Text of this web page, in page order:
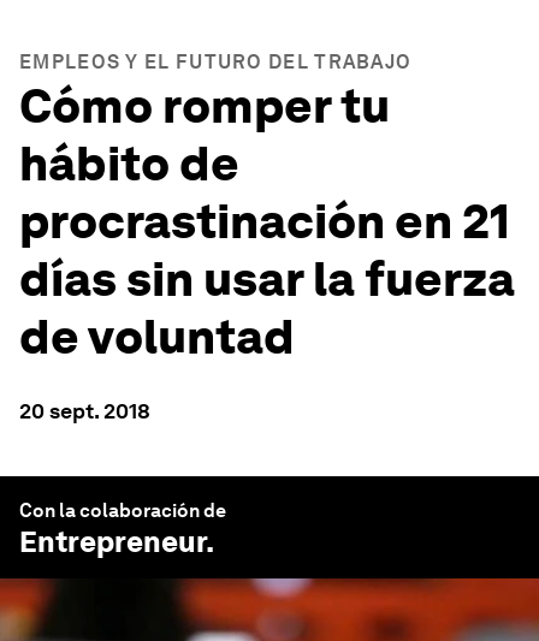
EMPLEOS Y EL FUTURO DEL TRABAJO
Cómo romper tu
hábito de
procrastinación en 21
días sin usar la fuerza
de voluntad
20 sept. 2018
Con la colaboración de
Entrepreneur.